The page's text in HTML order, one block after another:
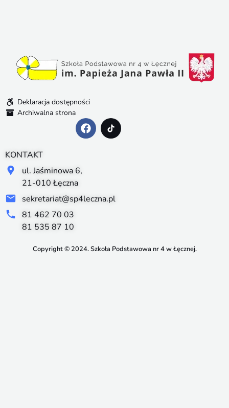
Deklaracja dostępności
Archiwalna strona
KONTAKT
ul. Jaśminowa 6,
21-010 Łęczna
sekretariat@sp4leczna.pl
81 462 70 03
81 535 87 10
Copyright © 2024. Szkoła Podstawowa nr 4 w Łęcznej.